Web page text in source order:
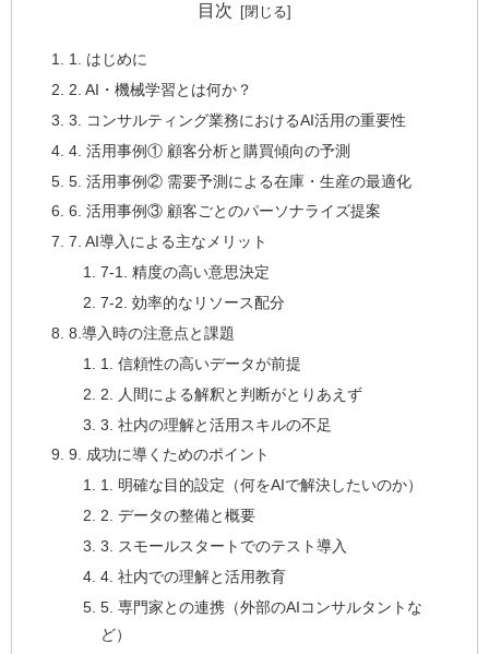
目次
1. はじめに
2. AI・機械学習とは何か？
3. コンサルティング業務におけるAI活用の重要性
4. 活用事例① 顧客分析と購買傾向の予測
5. 活用事例② 需要予測による在庫・生産の最適化
6. 活用事例③ 顧客ごとのパーソナライズ提案
7. AI導入による主なメリット
7-1. 精度の高い意思決定
7-2. 効率的なリソース配分
8.導入時の注意点と課題
1. 信頼性の高いデータが前提
2. 人間による解釈と判断がとりあえず
3. 社内の理解と活用スキルの不足
9. 成功に導くためのポイント
1. 明確な目的設定（何をAIで解決したいのか）
2. データの整備と概要
3. スモールスタートでのテスト導入
4. 社内での理解と活用教育
5. 専門家との連携（外部のAIコンサルタントな
ど）